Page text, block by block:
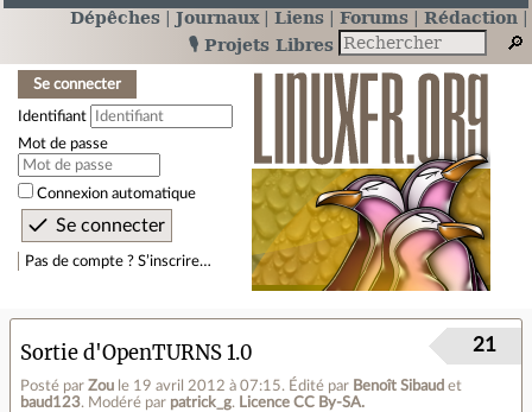
Dépêches Journaux Liens Forums
Rédaction
🎙️ Projets Libres
Se connecter
Identifiant
Mot de passe
Connexion automatique
Pas de compte ? S’inscrire…
Sortie d'OpenTURNS 1.0
Posté par Zou le 19 avril 2012 à 07:15. Édité par Benoît Sibaud et
baud123. Modéré par patrick_g. Licence CC By‑SA.
21